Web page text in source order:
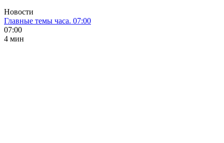
Новости
Главные темы часа. 07:00
07:00
4 мин